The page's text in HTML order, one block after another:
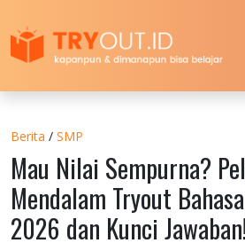
Berita / SMP
Mau Nilai Sempurna?
Mendalam Tryout
2026 dan Kunci Jawaban!